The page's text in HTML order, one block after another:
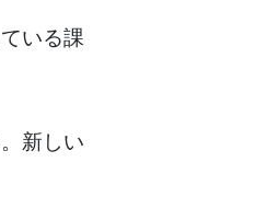
いる課
新しい